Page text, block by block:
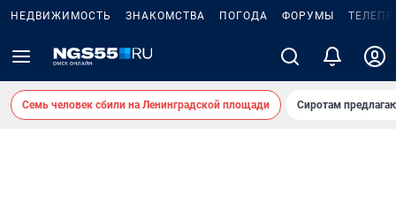
НЕДВИЖИМОСТЬ ЗНАКОМСТВА ПОГОДА ФОРУМЫ
Семь человек сбили на Ленинградской площади Сиротам